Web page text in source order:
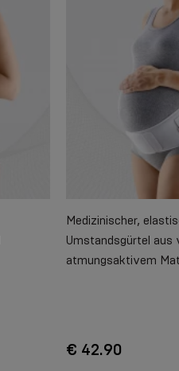
Medizinischer,
Umstandsgürtel
atmungsaktivem
€ 42.90